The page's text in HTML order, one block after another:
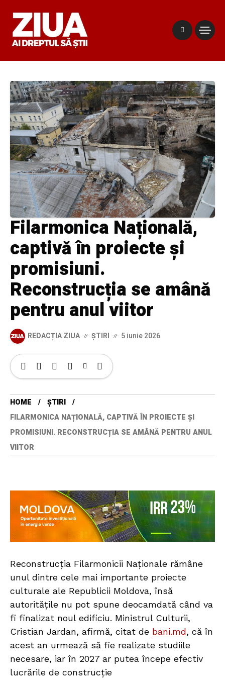
Filarmonica Națională,
captivă în proiecte și
promisiuni.
Reconstrucția se amână
pentru anul viitor
REDACȚIA ZIUA ȘTIRI 5 iunie 2026
HOME
ȘTIRI
FILARMONICA NAȚIONALĂ, CAPTIVĂ ÎN PROIECTE ȘI
PROMISIUNI. RECONSTRUCȚIA SE AMÂNĂ PENTRU ANUL
VIITOR
Reconstrucția Filarmonicii Naționale rămâne
unul dintre cele mai importante proiecte
culturale ale Republicii Moldova, însă
autoritățile nu pot spune deocamdată când va
fi finalizat noul edificiu. Ministrul Culturii,
Cristian Jardan, afirmă, citat de bani.md, că în
acest an urmează să fie realizate studiile
necesare, iar în 2027 ar putea începe efectiv
lucrările de construcție